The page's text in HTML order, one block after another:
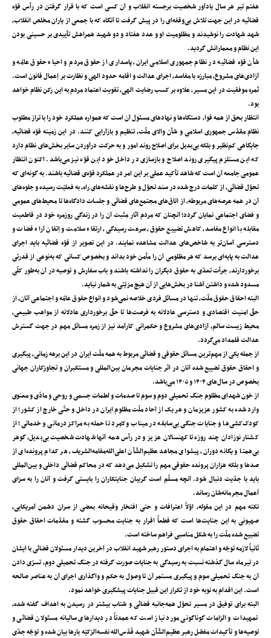
هفتم تیر هر سال یادآور شخصیت برجسته‌ انقلاب و آن کسی است که با قرار گرفتن در رأس قوّه‌
قضائیه در این جهت تلاش بی‌وقفه‌ای را در پیش گرفت تا آنگاه که با جمعی از یاران مخلص انقلاب،
شهد شهادت را نوشیدند و مظلومیت او و عدد هفتاد و دو شهید همراهش تأییدی بر حسینی بودن
این نظام و معمارانش گردید.
شأن قوّه‌ قضائیه در نظام جمهوری اسلامی ایران، پاسداری از حقوق مردم و احیاء حقوق عامّه و
آزادی‌های مشروع، مبارزه با مفاسد، اجرای عدالت و اقامه‌‌ حدود الهی و نظارت بر اِعمال قانون است.
ثمره‌ موفقیت در این مسیر، علاوه‌ بر کسب رضایت الهی، تقویت اعتماد مردم به این رکن نظام خواهد
بود.
انتظار بحق از همه‌ قوا، دستگاه‌ها و نهادهای مسئول آن است که همواره عملکرد خود را با تراز مطلوب
نظام مقدّس جمهوری اسلامی و شأن والای ملّت، تنظیم و بازآرایی کنند. در این زمینه قوّه‌ قضائیه،
جایگاهی کم‌نظیر و بلکه بی‌بدیل برای اصلاح روند امور و به حرکت درآوردن سایر بخش‌های نظام دارد
که این مستلزم پیگیری روند اصلاح و بازسازی در داخل خود این قوّه نیز می‌باشد. اکنون انتظار
عمومی جامعه آن است که شاهد تأکید عملی بر این امر در عملکرد قوّه‌ی قضائیه باشند. به‌ گونه‌ای که
تحوّل قضائی، از کلمات درج شده در سند تحوّل و طرح‌ها و نقشه‌های راه، به فعلیّت رسیده و جلوه‌های
آن در همه‌ عرصه‌های مربوطه، از اتاق‌های مجتمع‌های قضائی و جلسات دادگاه‌ها تا محیط‌های عمومی
و فضای اجتماعی نمایان گردد؛ آنچنان که مردم آثار مثبت آن را در زندگی روزمره‌ خود در قاطعیت
مقابله با انواع مفاسد، کاهش تضییع حقوق، سرعت رسیدگی، ارتقاء سلامت و اِتقان آراء قضات و
دسترسی آسان‌تر به شاخص‌های عدالت مشاهده نمایند. در این تصویر از قوّه‌ قضائیه باید اجرای
عدالت به پایه‌ای برسد که هر مظلومی آن را مأمن خود بداند و بخصوص کسانی که به‌نوعی از قدرتی
برخوردارند، جرأت تعدّی به حقوق دیگران را نداشته باشند و باب سفارش و توصیه در آن به‌طور کلّی
مسدود شده و داشتن آشنا در بخش‌هایی از آن هیچ مزیّتی به شمار نیاید.
البته احقاق حقوق ملّت، تنها در مسائل فردی خلاصه نمی‌شود و انواع حقوق عامّه و اجتماعی آنان، از
حقّ امنیت اقتصادی و دسترسی عادلانه به فرصت‌ها تا حقّ برخورداری عادلانه از مواهب طبیعی،
محیط زیست سالم، آزادی‌های مشروع و حکمرانی کارآمد نیز از زمره‌ مسائل مهم در جهت گسترش
عدالت قلمداد می‌گردد.
از جمله یکی از مهم‌ترین مسائل حقوقی و قضائی مربوط به همه‌‌ ملّت ایران در این برهه‌ زمانی، پیگیری
و احقاق حقوق تضییع شده‌ آنان در اثر جنایات مجرمان بین‌المللی و مستکبران و تجاوزکاران جهانی
بخصوص در سال‌های ۱۴۰۴ و ۱۴۰۵ می‌باشد.
از خون شهدای مظلوم جنگ تحمیلی دوم و سوم تا صدمات و لطمات جسمی و روحی و مادّی و معنوی
وارد شده به کشور عزیزمان و هر یک از آحاد ملّت مظلوم ایران در داخل و حتّی خارج از کشور؛ از
کودک‌کشی‌ها و جنایات جنگی بی‌سابقه در میناب و لامِرد تا حمله به مراکز درمانی و خدماتی؛ از
کشتار نوزادان چند روزه تا کهنسالان عزیز و در رأس همه‌‌ آنها شهادت شخصیت بی‌بدیل، گوهر
بی‌همتا و یگانه دوران، پیشوای مجاهد عظیم‌الشّأن اعلی‌الله‌مقامه‌الشریف، هر کدام پرونده‌ای از
صدها و بلکه هزاران پرونده حقوقی مهم را تشکیل می‌دهد که در محاکم قضائی داخلی و بین‌المللی
باید با جدّیت دنبال شود. آنچه مسلّم است ‌گریبان جنایتکاران را بایستی گرفت و آنان را به سزای
اَعمال مجرمانه‌شان رساند.
نکته‌ مهم در این مقوله، اوّلاً اعترافات و حتی افتخار وقیحانه‌ بعضی از سران دشمن آمریکایی،
صهیونی به این جنایت‌ها است که قطعاً اقرار به جنایت محسوب گشته و مقدّمات احقاق حقوق
تضییع شده‌ ملّت را به شکل مناسبی فراهم ساخته است.
ثانیاً لازمه‌ توجّه و اهتمام به اجرای دستور رهبر شهید انقلاب در آخرین دیدار مسئولان قضائی با ایشان
در تیرماه سال گذشته نسبت به رسیدگی به جنایات صورت گرفته در جنگ تحمیلی دوم، تسرّی دادن
آن به جنگ تحمیلی سوم و پیگیری مستمر آن تا وصول به حکم و واگذاری اجرای آن به عناصر صالحه
است. این اقدام به ‌نوبه‌ خود از تکرار این قبیل جنایات پیشگیری خواهد نمود.
البته برای توفیق در مسیر تحوّل همه‌جانبه‌ قضائی و شتاب بیشتر در رسیدن به اهداف گفته شده،
تمهیدات و الزامات گوناگونی مورد نیاز است که عمدتاً در دیدارهای سالیانه‌ مسئولان قضائی و
توصیه‌ها و تأکیدات مفصّل رهبر عظیم‌الشّأن شهید قَدّس‌الله نفسه‌الزکیّه بارها بیان شده و توجّه جدّی